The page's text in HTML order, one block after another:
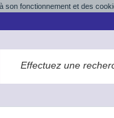
son fonctionnement et des